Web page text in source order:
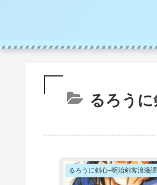
るろう
るろうに剣心−明治剣客浪漫